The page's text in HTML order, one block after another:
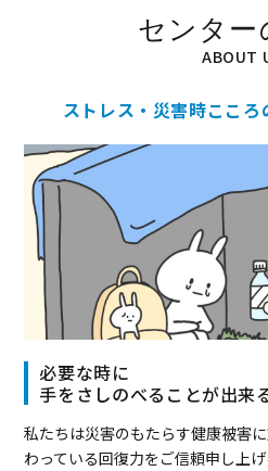
センター
ABOUT
ストレス・災害時ここ
必要な時に
手をさしのべることが出来
私たちは災害のもたらす健康被害
わっている回復力をご信頼申し上